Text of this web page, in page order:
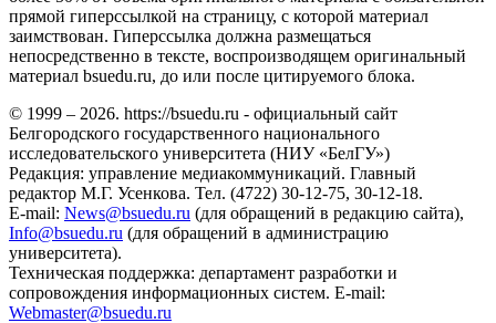
прямой гиперссылкой на страницу, с которой материал
заимствован. Гиперссылка должна размещаться
непосредственно в тексте, воспроизводящем оригинальный
материал bsuedu.ru, до или после цитируемого блока.
© 1999 – 2026. https://bsuedu.ru - официальный сайт
Белгородского государственного национального
исследовательского университета (НИУ «БелГУ»)
Редакция: управление медиакоммуникаций. Главный
редактор М.Г. Усенкова. Тел. (4722) 30-12-75, 30-12-18.
E-mail: News@bsuedu.ru (для обращений в редакцию сайта),
Info@bsuedu.ru (для обращений в администрацию
университета).
Техническая поддержка: департамент разработки и
сопровождения информационных систем. E-mail:
Webmaster@bsuedu.ru